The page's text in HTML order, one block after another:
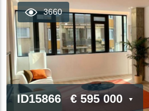
3660
ID15866 € 595 000